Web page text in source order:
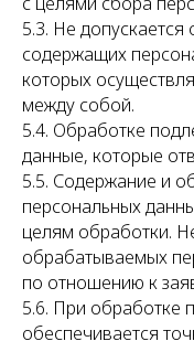
5.3. Не
содержащих
которых
между собой.
5.4. Обработке
данные, которые
5.5. Содержание и
персональных
целям обработки.
обрабатываемых
по отношению к
5.6. При обработке
обеспечивается